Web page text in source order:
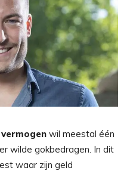
wil meestal één
wilde gokbedragen. In dit
waar zijn geld